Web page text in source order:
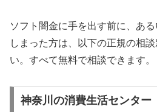
ソフト闇金に手を出す前に、あ
しまった方は、以下の正規の相
い。すべて無料で相談できます。
神奈川の消費生活センター